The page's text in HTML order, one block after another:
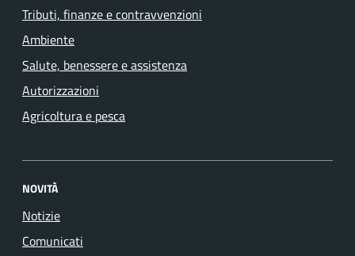
Tributi, finanze e contravvenzioni
Ambiente
Salute, benessere e assistenza
Autorizzazioni
Agricoltura e pesca
NOVITÀ
Notizie
Comunicati